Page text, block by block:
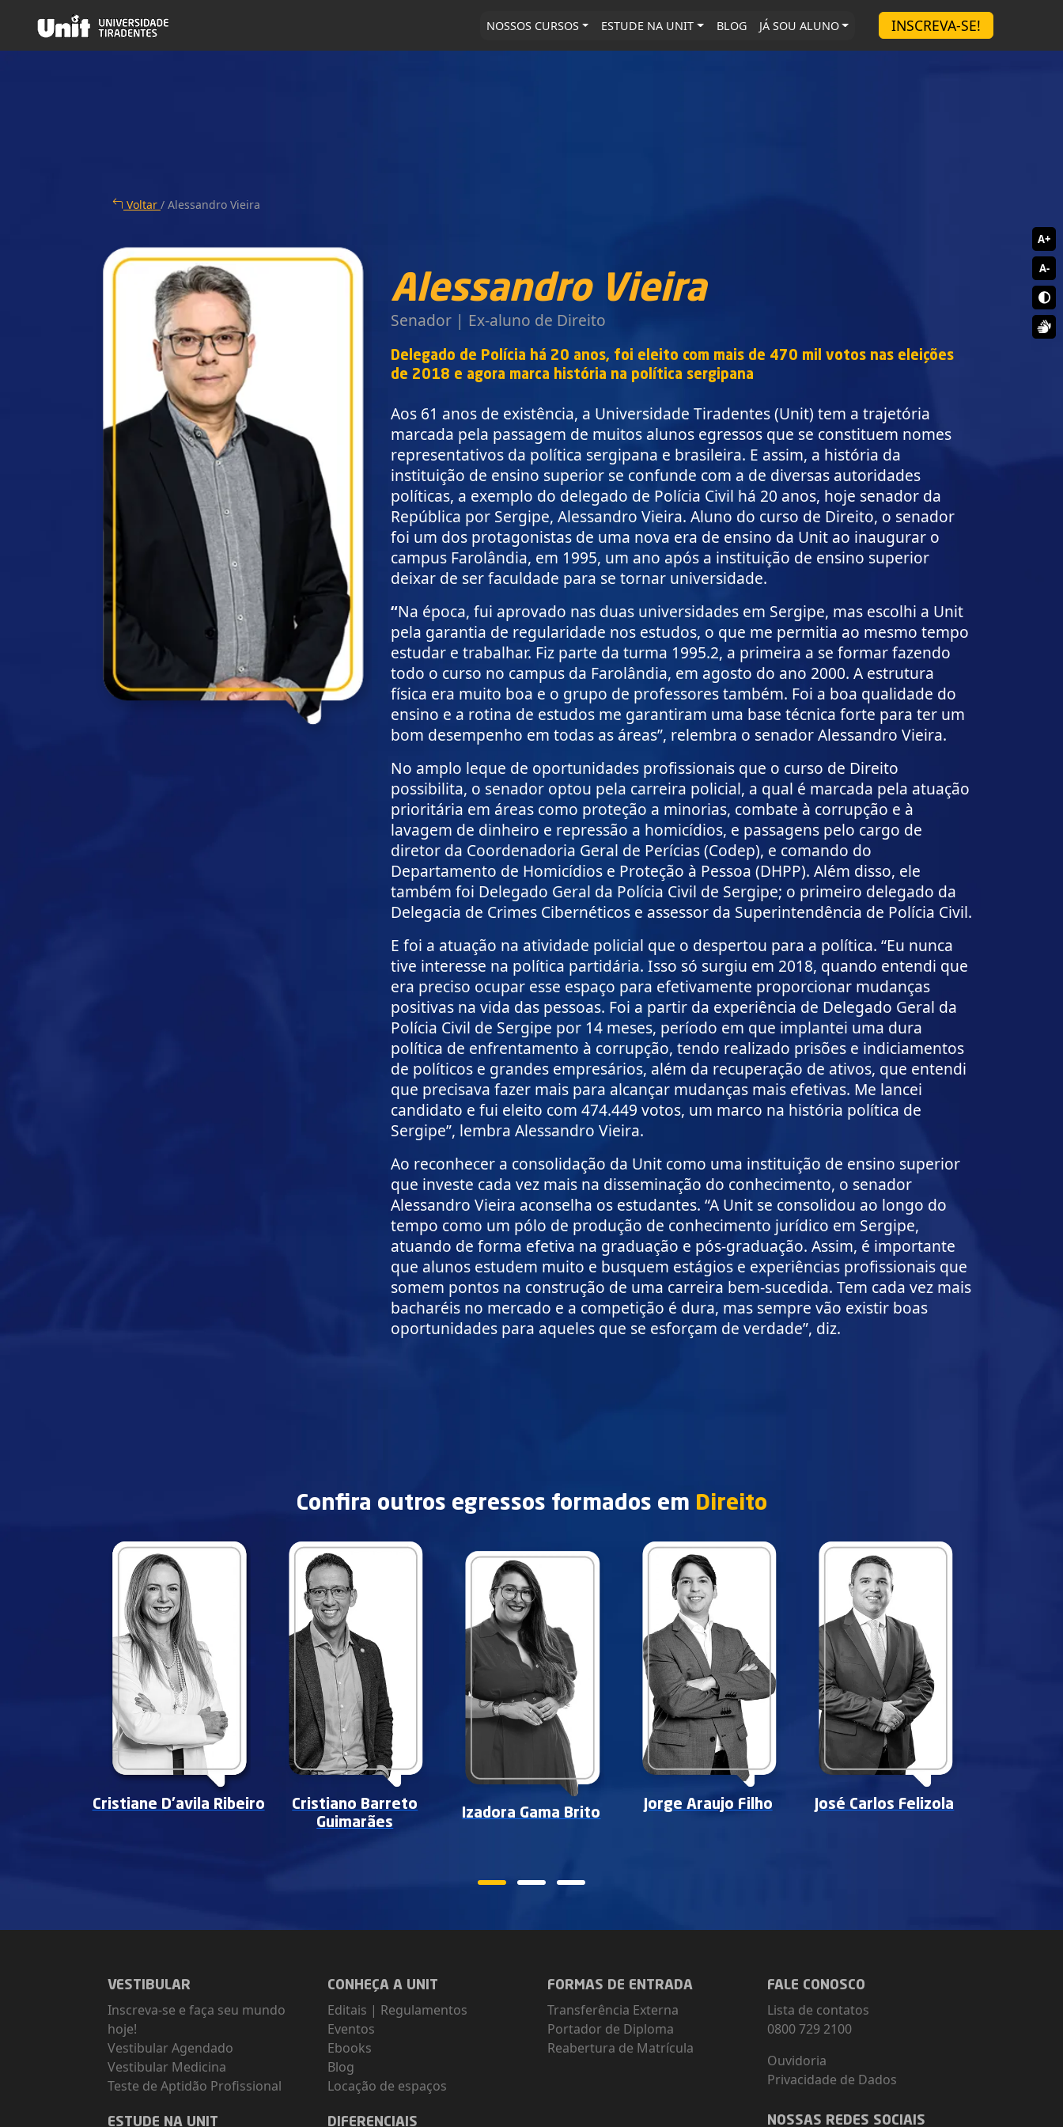
NOSSOS CURSOS ESTUDE NA UNIT BLOG JÁ SOU ALUNO INSCREVA-SE!
Voltar / Alessandro Vieira
Alessandro Vieira
Senador | Ex-aluno de Direito
Delegado de Polícia há 20 anos, foi eleito com mais de 470 mil votos nas eleições
de 2018 e agora marca história na política sergipana
Aos 61 anos de existência, a Universidade Tiradentes (Unit) tem a trajetória
marcada pela passagem de muitos alunos egressos que se constituem nomes
representativos da política sergipana e brasileira. E assim, a história da
instituição de ensino superior se confunde com a de diversas autoridades
políticas, a exemplo do delegado de Polícia Civil há 20 anos, hoje senador da
República por Sergipe, Alessandro Vieira. Aluno do curso de Direito, o senador
foi um dos protagonistas de uma nova era de ensino da Unit ao inaugurar o
campus Farolândia, em 1995, um ano após a instituição de ensino superior
deixar de ser faculdade para se tornar universidade.
“Na época, fui aprovado nas duas universidades em Sergipe, mas escolhi a Unit
pela garantia de regularidade nos estudos, o que me permitia ao mesmo tempo
estudar e trabalhar. Fiz parte da turma 1995.2, a primeira a se formar fazendo
todo o curso no campus da Farolândia, em agosto do ano 2000. A estrutura
física era muito boa e o grupo de professores também. Foi a boa qualidade do
ensino e a rotina de estudos me garantiram uma base técnica forte para ter um
bom desempenho em todas as áreas”, relembra o senador Alessandro Vieira.
No amplo leque de oportunidades profissionais que o curso de Direito
possibilita, o senador optou pela carreira policial, a qual é marcada pela atuação
prioritária em áreas como proteção a minorias, combate à corrupção e à
lavagem de dinheiro e repressão a homicídios, e passagens pelo cargo de
diretor da Coordenadoria Geral de Perícias (Codep), e comando do
Departamento de Homicídios e Proteção à Pessoa (DHPP). Além disso, ele
também foi Delegado Geral da Polícia Civil de Sergipe; o primeiro delegado da
Delegacia de Crimes Cibernéticos e assessor da Superintendência de Polícia Civil.
E foi a atuação na atividade policial que o despertou para a política. “Eu nunca
tive interesse na política partidária. Isso só surgiu em 2018, quando entendi que
era preciso ocupar esse espaço para efetivamente proporcionar mudanças
positivas na vida das pessoas. Foi a partir da experiência de Delegado Geral da
Polícia Civil de Sergipe por 14 meses, período em que implantei uma dura
política de enfrentamento à corrupção, tendo realizado prisões e indiciamentos
de políticos e grandes empresários, além da recuperação de ativos, que entendi
que precisava fazer mais para alcançar mudanças mais efetivas. Me lancei
candidato e fui eleito com 474.449 votos, um marco na história política de
Sergipe”, lembra Alessandro Vieira.
Ao reconhecer a consolidação da Unit como uma instituição de ensino superior
que investe cada vez mais na disseminação do conhecimento, o senador
Alessandro Vieira aconselha os estudantes. “A Unit se consolidou ao longo do
tempo como um pólo de produção de conhecimento jurídico em Sergipe,
atuando de forma efetiva na graduação e pós-graduação. Assim, é importante
que alunos estudem muito e busquem estágios e experiências profissionais que
somem pontos na construção de uma carreira bem-sucedida. Tem cada vez mais
bacharéis no mercado e a competição é dura, mas sempre vão existir boas
oportunidades para aqueles que se esforçam de verdade”, diz.
Confira outros egressos formados em Direito
Cristiane D'avila Ribeiro
Cristiano Barreto
Guimarães
Izadora Gama Brito
Jorge Araujo Filho José Carlos Felizola
VESTIBULAR
Inscreva-se e faça seu mundo
hoje!
Vestibular Agendado
Vestibular Medicina
Teste de Aptidão Profissional
ESTUDE NA UNIT
CONHEÇA A UNIT
Editais | Regulamentos
Eventos
Ebooks
Blog
Locação de espaços
DIFERENCIAIS
FORMAS DE ENTRADA
Transferência Externa
Portador de Diploma
Reabertura de Matrícula
FALE CONOSCO
Lista de contatos
0800 729 2100
Ouvidoria
Privacidade de Dados
NOSSAS REDES SOCIAIS
A+
A-